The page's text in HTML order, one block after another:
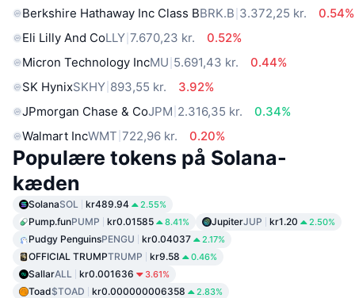
Berkshire Hathaway Inc Class BBRK.B 3.372,25 kr.
0.54%
Eli Lilly And CoLLY 7.670,23 kr.
0.52%
Micron Technology IncMU 5.691,43 kr.
0.44%
SK HynixSKHY 893,55 kr.
3.92%
JPmorgan Chase & CoJPM 2.316,35 kr.
0.34%
Walmart IncWMT 722,96 kr. 0.20%
Populære tokens på Solana-
kæden
SolanaSOL kr489.94 2.55%
Pump.funPUMP kr0.01585 8.41% JupiterJUP kr1.20 2.50%
Pudgy PenguinsPENGU kr0.04037 2.17%
OFFICIAL TRUMPTRUMP kr9.58 0.46%
SallarALL kr0.001636 3.61%
Toad$TOAD kr0.000000006358 2.83%